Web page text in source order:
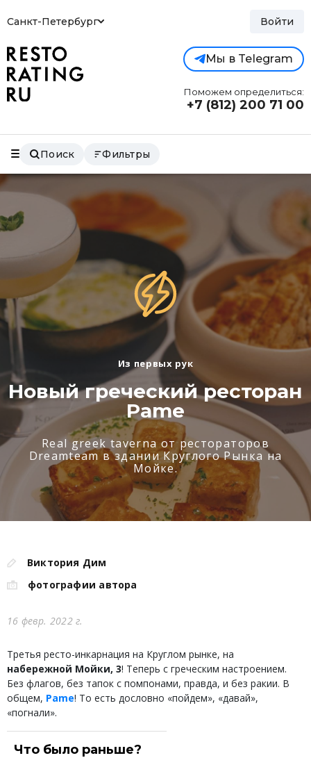
Санкт-Петербург Войти
Мы в Telegram
Поможем определиться:
+7 (812) 200 71 00
Поиск Фильтры
Из первых рук
Новый греческий ресторан
Pame
Real greek taverna от рестораторов
Dreamteam в здании Круглого Рынка на
Мойке.
Виктория Дим
фотографии автора
16 февр. 2022 г.
Третья ресто-инкарнация на Круглом рынке, на
набережной Мойки, 3! Теперь с греческим настроением.
Без флагов, без тапок с помпонами, правда, и без ракии. В
общем, Pame! То есть дословно «пойдем», «давай»,
«погнали».
Что было раньше?